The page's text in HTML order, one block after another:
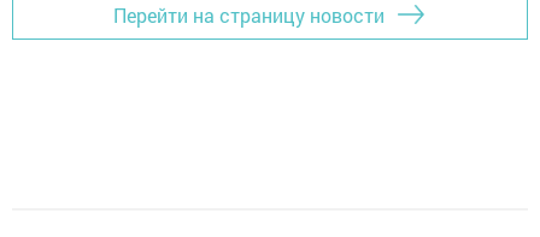
Перейти на страницу новости